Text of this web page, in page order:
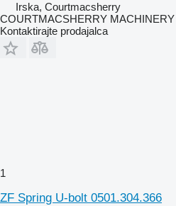
Irska, Courtmacsherry
COURTMACSHERRY MACHINERY
Kontaktirajte prodajalca
1
ZF Spring U-bolt 0501.304.366